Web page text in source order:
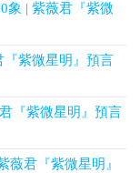
象 | 紫薇君『紫微
『紫微星明』預言
『紫微星明』預言
薇君『紫微星明』